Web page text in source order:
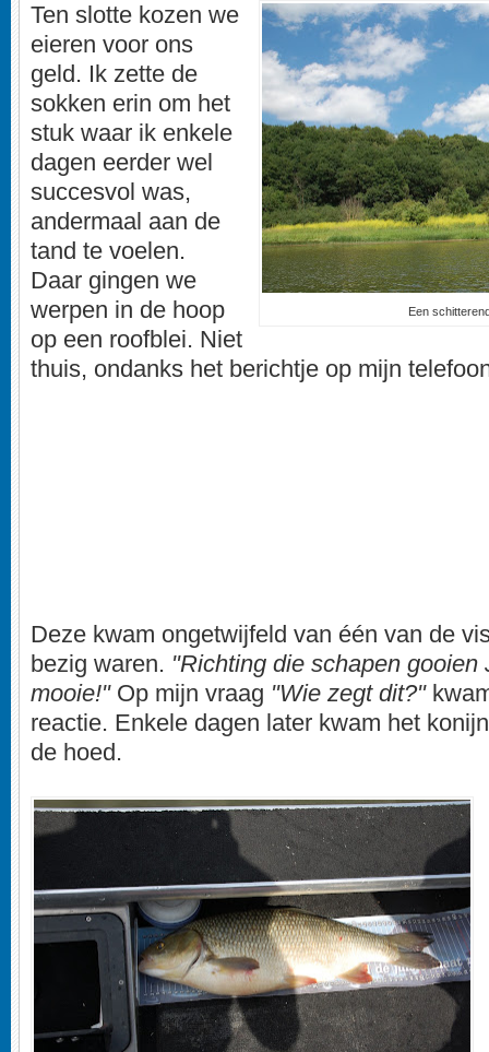
Een
Ten slotte kozen we
eieren voor ons
geld. Ik zette de
sokken erin om het
stuk waar ik enkele
dagen eerder wel
succesvol was,
andermaal aan de
tand te voelen.
Daar gingen we
werpen in de hoop
op een roofblei. Niet
thuis, ondanks het berichtje op mijn
Deze kwam ongetwijfeld van één van de
bezig waren. "Richting die schapen gooien
mooie!" Op mijn vraag "Wie zegt dit?"
reactie. Enkele dagen later kwam het
de hoed.